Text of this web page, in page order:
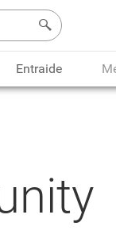
Rechercher
Entraide